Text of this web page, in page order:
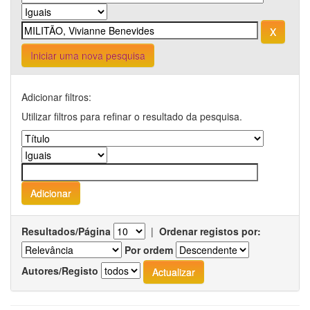
Iniciar uma nova pesquisa
Adicionar filtros:
Utilizar filtros para refinar o resultado da pesquisa.
Resultados/Página | Ordenar registos por:
Por ordem
Autores/Registo